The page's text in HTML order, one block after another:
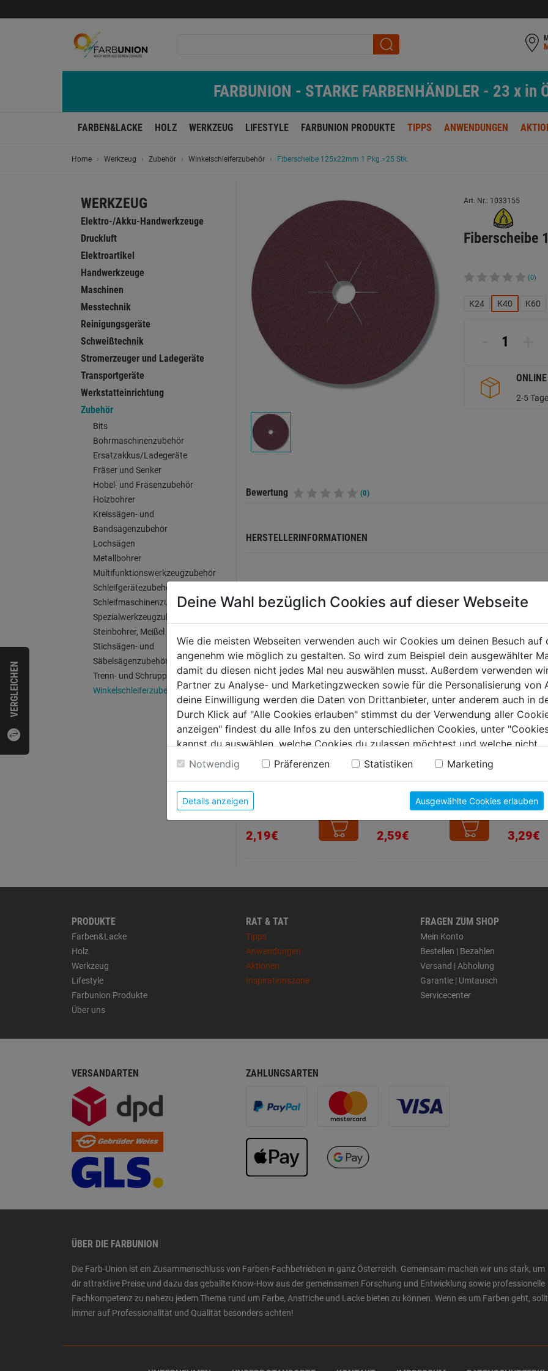
VERGLEICHEN
FARBUNION - STARKE FARBENHÄNDLER - 23 x in
FARBEN&LACKE HOLZ WERKZEUG LIFESTYLE FARBUNION PRODUKTE TIPPS ANWENDUNGEN
Home Werkzeug Zubehör Winkelschleiferzubehör Fiberscheibe 125x22mm 1 Pkg.=25 Stk.
WERKZEUG
Elektro-/Akku-Handwerkzeuge
Druckluft
Elektroartikel
Handwerkzeuge
Maschinen
Messtechnik
Reinigungsgeräte
Schweißtechnik
Stromerzeuger und Ladegeräte
Transportgeräte
Werkstatteinrichtung
Zubehör
Bits
Bohrmaschinenzubehör
Ersatzakkus/Ladegeräte
Fräser und Senker
Hobel- und Fräsenzubehör
Holzbohrer
Kreissägen- und
Bandsägenzubehör
Lochsägen
Metallbohrer
Multifunktionswerkzeugzubehör
Schleifgerätezubehör
Schleifmaschinenzubehör
Spezialwerkzeugzubehör
Steinbohrer, Meißel
Stichsägen- und
Säbelsägenzubehör
Trenn- und Schruppscheiben
Winkelschleiferzubehör
Art. Nr.: 1033155
Fiberscheibe
(0)
K24 K40 K60
2-5
Bewertung (0)
HERSTELLERINFORMATIONEN
WEITERE PRODUKTE AUS DIESER KATEGORIE
180x22mm 1 Pkg.=25
Stk.
2,19€
2in1 115x22,23mm
2,59€
27 A
3,29€
PRODUKTE
Farben&Lacke
Holz
Werkzeug
Lifestyle
Farbunion Produkte
Über uns
RAT & TAT
Tipps
Anwendungen
Aktionen
Inspirationszone
FRAGEN ZUM SHOP
Mein Konto
Bestellen | Bezahlen
Versand | Abholung
Garantie | Umtausch
Servicecenter
VERSANDARTEN ZAHLUNGSARTEN
ÜBER DIE FARBUNION
Die Farb-Union ist ein Zusammenschluss von Farben-Fachbetrieben in ganz Österreich. Gemeinsam machen wir uns stark, um
dir attraktive Preise und dazu das geballte Know-How aus der gemeinsamen Forschung und Entwicklung sowie professionelle
Fachkompetenz zu nahezu jedem Thema rund um Farbe, Anstriche und Lacke bieten zu können. Wenn es um Farben geht,
immer auf Professionalität und Qualität besonders achten!
Deine Wahl bezüglich Cookies auf dieser Webseite
Wie die meisten Webseiten verwenden auch wir Cookies um deinen Besuch auf
angenehm wie möglich zu gestalten. So wird zum Beispiel dein ausgewählter
damit du diesen nicht jedes Mal neu auswählen musst. Außerdem verwenden
Partner zu Analyse- und Marketingzwecken sowie für die Personalisierung von
deine Einwilligung werden die Daten von Drittanbieter, unter anderem auch in
Durch Klick auf "Alle Cookies erlauben" stimmst du der Verwendung aller
anzeigen" findest du alle Infos zu den unterschiedlichen Cookies, unter
kannst du auswählen, welche Cookies du zulassen möchtest und welche nicht.
Weitere Informationen findest du in unserer Datenschutzerklärung
Notwendig Präferenzen Statistiken Marketing
Details anzeigen Ausgewählte Cookies erlauben